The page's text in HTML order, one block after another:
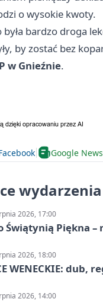
o wysokie kwoty.
bardzo droga
by zostać bez
w Gnieźnie.
Google News
wydarzenia
2026, 17:00
Świątynią Piękna
2026, 18:00
WENECKIE: dub,
2026, 14:00